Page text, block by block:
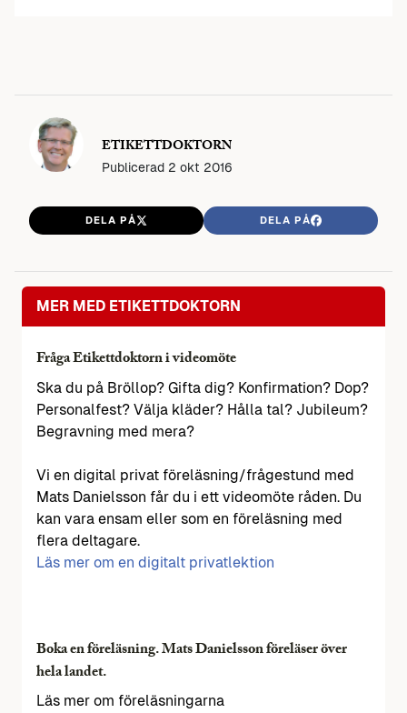
ETIKETTDOKTORN
Publicerad 2 okt 2016
DELA PÅ DELA PÅ
MER MED ETIKETTDOKTORN
Fråga Etikettdoktorn i videomöte
Ska du på Bröllop? Gifta dig? Konfirmation? Dop?
Personalfest? Välja kläder? Hålla tal? Jubileum?
Begravning med mera?
Vi en digital privat föreläsning/frågestund med
Mats Danielsson får du i ett videomöte råden. Du
kan vara ensam eller som en föreläsning med
flera deltagare.
Läs mer om en digitalt privatlektion
Boka en föreläsning. Mats Danielsson föreläser över
hela landet.
Läs mer om föreläsningarna